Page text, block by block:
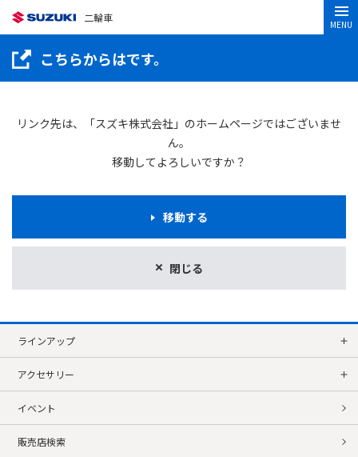
二輪車
MENU
こちらからはです。
リンク先は、「スズキ株式会社」のホームページではございませ
ん。
移動してよろしいですか？
閉じる
移動する
ラインアップ
アクセサリー
イベント
販売店検索